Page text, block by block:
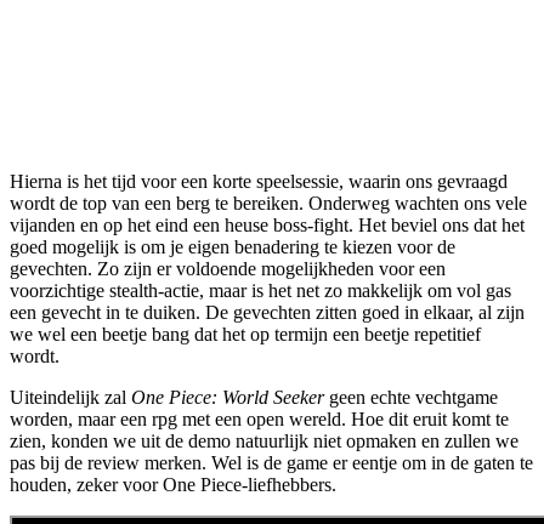
Hierna is het tijd voor een korte speelsessie, waarin ons gevraagd
wordt de top van een berg te bereiken. Onderweg wachten ons vele
vijanden en op het eind een heuse boss-fight. Het beviel ons dat het
goed mogelijk is om je eigen benadering te kiezen voor de
gevechten. Zo zijn er voldoende mogelijkheden voor een
voorzichtige stealth-actie, maar is het net zo makkelijk om vol gas
een gevecht in te duiken. De gevechten zitten goed in elkaar, al zijn
we wel een beetje bang dat het op termijn een beetje repetitief
wordt.
Uiteindelijk zal One Piece: World Seekergeen echte vechtgame
worden, maar een rpg met een open wereld. Hoe dit eruit komt te
zien, konden we uit de demo natuurlijk niet opmaken en zullen we
pas bij de review merken. Wel is de game er eentje om in de gaten te
houden, zeker voor One Piece-liefhebbers.